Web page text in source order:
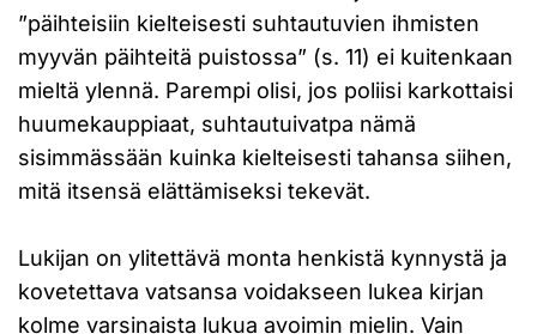
”päihteisiin kielteisesti suhtautuvien ihmisten
myyvän päihteitä puistossa” (s. 11) ei kuitenkaan
mieltä ylennä. Parempi olisi, jos poliisi karkottaisi
huumekauppiaat, suhtautuivatpa nämä
sisimmässään kuinka kielteisesti tahansa siihen,
mitä itsensä elättämiseksi tekevät.
Lukijan on ylitettävä monta henkistä kynnystä ja
kovetettava vatsansa voidakseen lukea kirjan
kolme varsinaista lukua avoimin mielin. Vain